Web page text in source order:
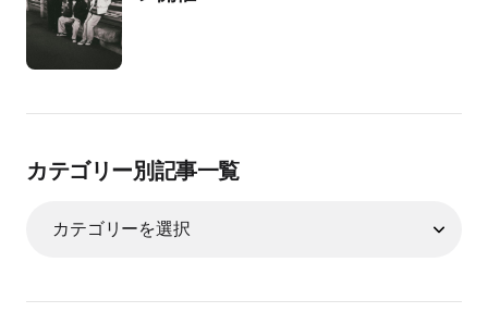
カテゴリー別記事一覧